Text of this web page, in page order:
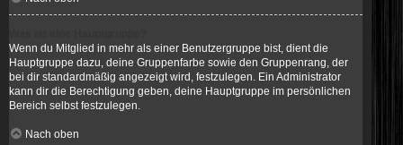
Wenn du Mitglied in mehr als einer Benutzergruppe bist, dient die
Hauptgruppe dazu, deine Gruppenfarbe sowie den Gruppenrang, der
bei dir standardmäßig angezeigt wird, festzulegen. Ein Administrator
kann dir die Berechtigung geben, deine Hauptgruppe im persönlichen
Bereich selbst festzulegen.
Nach oben